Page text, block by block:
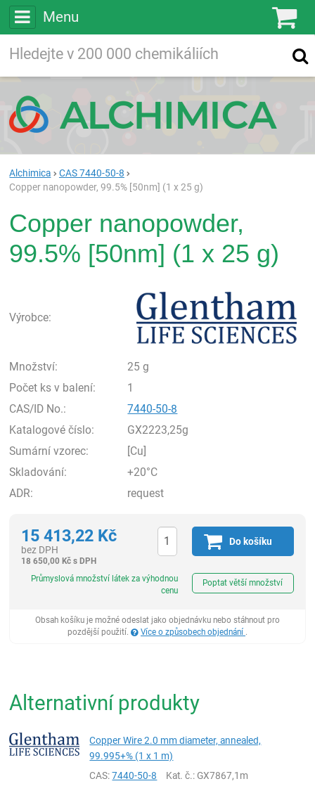
Menu
Vyhledávání
Alchimica
CAS 7440-50-8
Copper nanopowder, 99.5% [50nm] (1 x 25 g)
Copper nanopowder,
99.5% [50nm] (1 x 25 g)
Výrobce:
Množství:
25 g
Počet ks v balení:
1
CAS/ID No.:
7440-50-8
Katalogové číslo:
GX2223,25g
Sumární vzorec:
[Cu]
Skladování:
+20°C
ADR:
request
15 413,22 Kč
bez DPH
18 650,00Kč s DPH
Do košíku
Průmyslová množství látek za výhodnou
cenu
Poptat větší množství
Obsah košíku je možné odeslat jako objednávku nebo stáhnout pro
pozdější použití.
Více o způsobech objednání .
Alternativní produkty
Copper Wire 2.0 mm diameter, annealed,
99.995+% (1 x 1 m)
CAS:7440-50-8 Kat. č.: GX7867,1m